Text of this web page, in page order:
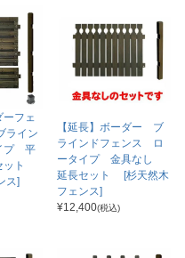
ーフェ
ライン
プ 平
ット
ス]
【延長】ボーダー ブ
ラインドフェンス ロ
ータイプ 金具なし
延長セット [杉天然木
フェンス]
¥12,400(税込)